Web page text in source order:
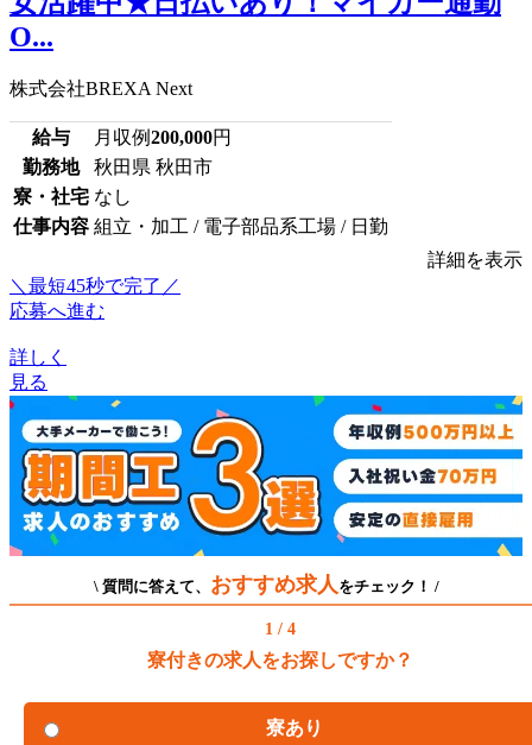
O...
株式会社BREXA Next
給与 月収例200,000円
勤務地
秋田県 秋田市
寮・社宅 なし
仕事内容 組立・加工 / 電子部品系工場 / 日勤
詳細を表示
＼最短45秒で完了／
応募へ進む
詳しく
見る
\ 質問に答えて、 おすすめ求人 をチェック！ /
1 / 4
寮付きの求人をお探しですか？
寮あり